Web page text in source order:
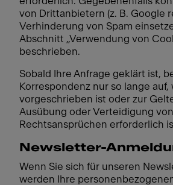
von Drittanbietern (z. B. Google
Verhinderung von Spam
Abschnitt „Verwendung von
beschrieben.
Sobald Ihre Anfrage geklärt ist,
Korrespondenz nur so lange
vorgeschrieben ist oder zur
Ausübung oder Verteidigung von
Rechtsansprüchen erforderlich
Newsletter-
Wenn Sie sich für unseren
werden Ihre